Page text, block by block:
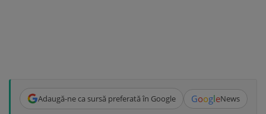
Adaugă-ne ca sursă preferată în Google GoogleNews